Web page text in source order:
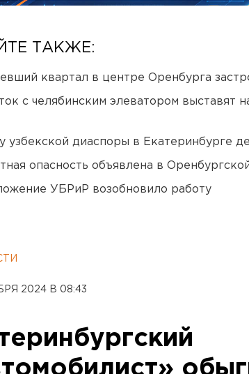
ТАКЖЕ:
квартал в центре Оренбурга
с челябинским элеватором выставят
узбекской диаспоры в Екатеринбурге
опасность объявлена в
УБРиР возобновило работу
2024 В 08:43